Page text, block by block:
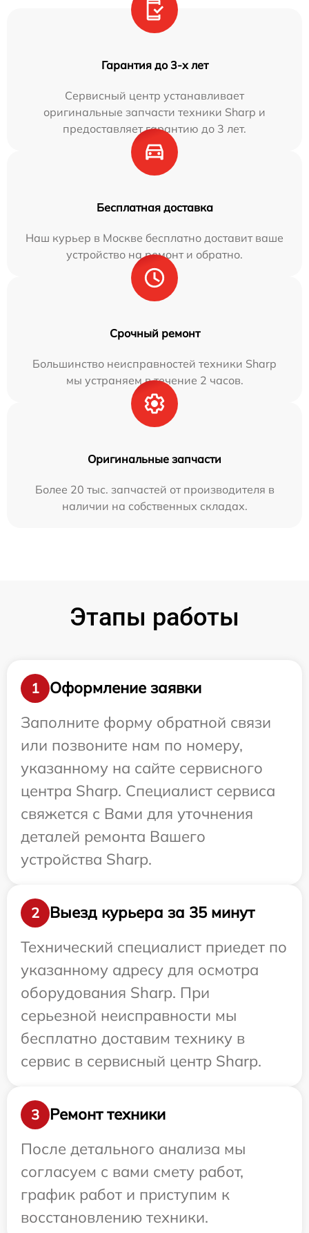
Гарантия до 3-х лет
Сервисный центр устанавливает
оригинальные запчасти техники Sharp и
предоставляет гарантию до 3 лет.
Бесплатная доставка
Наш курьер в Москве бесплатно доставит ваше
устройство на ремонт и обратно.
Срочный ремонт
Большинство неисправностей техники Sharp
мы устраняем в течение 2 часов.
Оригинальные запчасти
Более 20 тыс. запчастей от производителя в
наличии на собственных складах.
Этапы работы
1
Оформление заявки
Заполните форму обратной связи
или позвоните нам по номеру,
указанному на сайте сервисного
центра Sharp. Специалист сервиса
свяжется с Вами для уточнения
деталей ремонта Вашего
устройства Sharp.
2
Выезд курьера за 35 минут
Технический специалист приедет по
указанному адресу для осмотра
оборудования Sharp. При
серьезной неисправности мы
бесплатно доставим технику в
сервис в сервисный центр Sharp.
3
Ремонт техники
После детального анализа мы
согласуем с вами смету работ,
график работ и приступим к
восстановлению техники.